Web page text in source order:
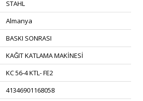
STAHL
Almanya
BASKI SONRASI
KAĞIT KATLAMA MAKİNESİ
KC 56-4 KTL- FE2
41346901168058